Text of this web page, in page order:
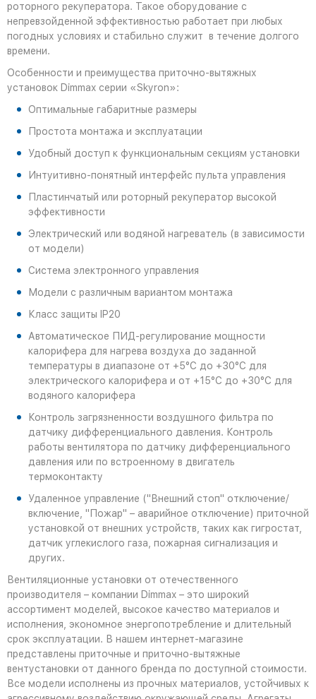
роторного рекуператора. Такое оборудование с
непревзойденной эффективностью работает при любых
погодных условиях и стабильно служит в течение долгого
времени.
Особенности и преимущества приточно-вытяжных
установок Dimmax серии «Skyron»:
Оптимальные габаритные размеры
Простота монтажа и эксплуатации
Удобный доступ к функциональным секциям установки
Интуитивно-понятный интерфейс пульта управления
Пластинчатый или роторный рекуператор высокой
эффективности
Электрический или водяной нагреватель (в зависимости
от модели)
Система электронного управления
Модели с различным вариантом монтажа
Класс защиты IP20
Автоматическое ПИД-регулирование мощности
калорифера для нагрева воздуха до заданной
температуры в диапазоне от +5°С до +30°С для
электрического калорифера и от +15°С до +30°С для
водяного калорифера
Контроль загрязненности воздушного фильтра по
датчику дифференциального давления. Контроль
работы вентилятора по датчику дифференциального
давления или по встроенному в двигатель
термоконтакту
Удаленное управление ("Внешний стоп" отключение/
включение, "Пожар" – аварийное отключение) приточной
установкой от внешних устройств, таких как гигростат,
датчик углекислого газа, пожарная сигнализация и
других.
Вентиляционные установки от отечественного
производителя – компании Dimmax – это широкий
ассортимент моделей, высокое качество материалов и
исполнения, экономное энергопотребление и длительный
срок эксплуатации. В нашем интернет-магазине
представлены приточные и приточно-вытяжные
вентустановки от данного бренда по доступной стоимости.
Все модели исполнены из прочных материалов, устойчивых к